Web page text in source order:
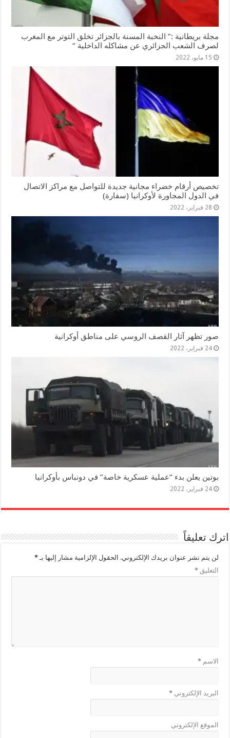
مجلة بريطانية :” النخبة المسنة بالجزائر تخلق التوتر مع المغرب
لصرف الشعب الجزائري عن مشاكله الداخلية “
15 مايو، 2022
تخصيص أرقام خضراء مجانية جديدة للتواصل مع مراكز الاتصال
في الدول المجاورة لأوكرانيا (سفارة)
28 فبراير، 2022
صور تظهر آثار القصف الروسي على مناطق أوكرانية
24 فبراير، 2022
بوتين يعلن بدء “عملية عسكرية خاصة” في دونباس بأوكرانيا
24 فبراير، 2022
اترك تعليقاً
لن يتم نشر عنوان بريدك الإلكتروني. الحقول الإلزامية مشار إليها بـ*
التعليق*
الاسم*
البريد الإلكتروني*
الموقع الإلكتروني